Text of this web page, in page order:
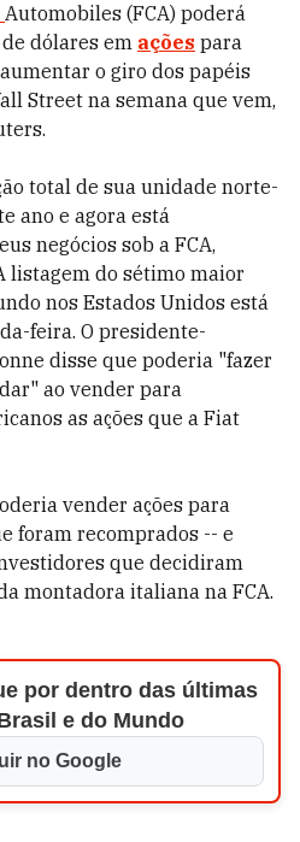
Automobiles (FCA) poderá
dólares em ações para
o giro dos papéis
Street na semana que vem,
total de sua unidade norte-
ano e agora está
negócios sob a FCA,
listagem do sétimo maior
nos Estados Unidos está
feira. O presidente-
disse que poderia "fazer
ao vender para
as ações que a Fiat
vender ações para
foram recomprados -- e
que decidiram
montadora italiana na FCA.
por dentro das últimas
e do Mundo
no Google